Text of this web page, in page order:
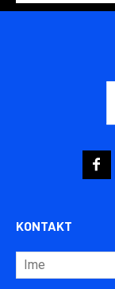
KONTAKT